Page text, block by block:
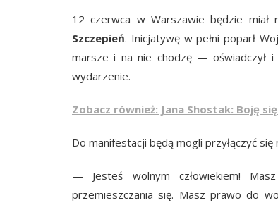
12 czerwca w Warszawie będzie miał
Szczepień. Inicjatywę w pełni poparł
marsze i na nie chodzę — oświadczył i
wydarzenie.
Zobacz również: Jana Shostak: Boję
Do manifestacji będą mogli przyłączyć
— Jesteś wolnym człowiekiem!
przemieszczania się. Masz prawo do